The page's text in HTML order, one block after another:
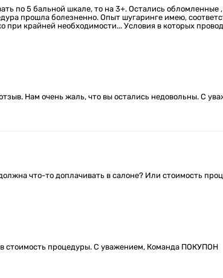
по 5 бальной шкале, то на 3+. Остались обломленные
прошла болезненно. Опыт шугаринге имею,
при крайней необходимости... Условия в которых
Нам очень жаль, что вы остались недовольны. С
что-то доплачивать в салоне? Или стоимость
стоимость процедуры. С уважением, Команда ПОКУПОН